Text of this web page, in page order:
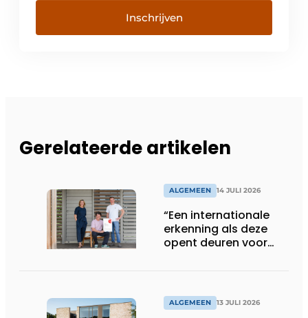
Inschrijven
Gerelateerde artikelen
ALGEMEEN 14 JULI 2026
“Een internationale
erkenning als deze
opent deuren voor
ALGEMEEN 13 JULI 2026